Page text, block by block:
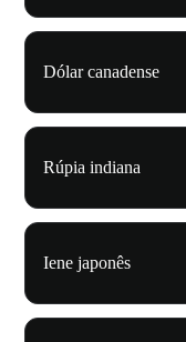
Dólar canadense
Rúpia indiana
Iene japonês